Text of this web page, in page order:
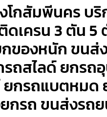
โกสัมพีนคร บ
ดเครน 3 ตัน 5
กของหนัก ขนส่
รถสไลด์ ยกร
ยกรถแบตหมด
กรถ ขนส่งรถ